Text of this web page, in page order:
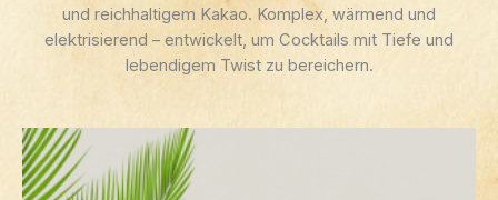
und reichhaltigem Kakao. Komplex, wärmend und
elektrisierend – entwickelt, um Cocktails mit Tiefe und
lebendigem Twist zu bereichern.